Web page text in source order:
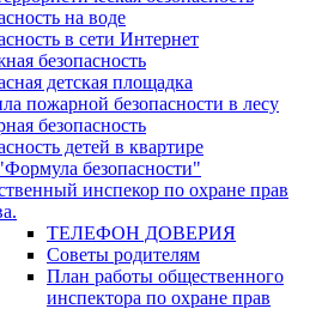
на воде
в сети Интернет
безопасность
детская площадка
пожарной безопасности в лесу
безопасность
детей в квартире
безопасности"
инспекор по охране прав
ТЕЛЕФОН ДОВЕРИЯ
Советы родителям
План работы общественного
инспектора по охране прав